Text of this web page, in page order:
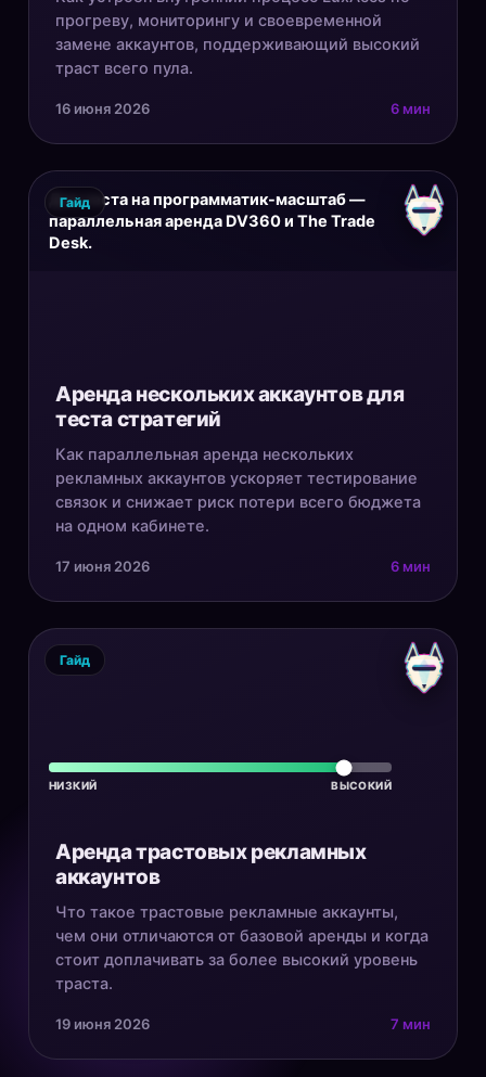
прогреву, мониторингу и своевременной
замене аккаунтов, поддерживающий высокий
траст всего пула.
16 июня 2026 6 мин
Для теста на программатик-масштаб —
параллельная аренда DV360 и The Trade
Desk.
Гайд
Аренда нескольких аккаунтов для
теста стратегий
Как параллельная аренда нескольких
рекламных аккаунтов ускоряет тестирование
связок и снижает риск потери всего бюджета
на одном кабинете.
17 июня 2026 6 мин
НИЗКИЙ ВЫСОКИЙ
Гайд
Аренда трастовых рекламных
аккаунтов
Что такое трастовые рекламные аккаунты,
чем они отличаются от базовой аренды и когда
стоит доплачивать за более высокий уровень
траста.
19 июня 2026 7 мин